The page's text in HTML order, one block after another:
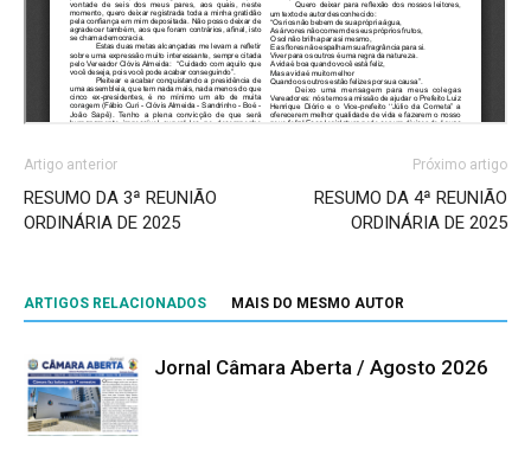
Artigo anterior
RESUMO DA 3ª REUNIÃO
ORDINÁRIA DE 2025
Próximo artigo
RESUMO DA 4ª REUNIÃO
ORDINÁRIA DE 2025
ARTIGOS RELACIONADOS MAIS DO MESMO AUTOR
Jornal Câmara Aberta / Agosto 2026